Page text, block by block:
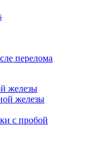
перелома
железы
железы
с пробой